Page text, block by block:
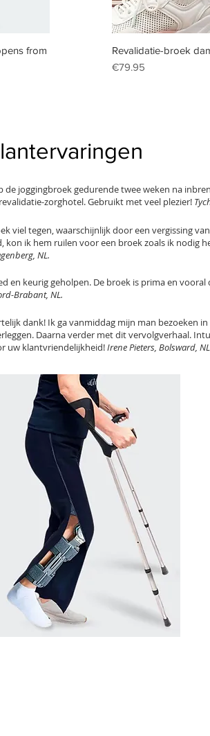
from
Revalidatie-broek
Price
€79.95
de joggingbroek gedurende twee weken na
zorghotel. Gebruikt met veel plezier!
viel tegen, waarschijnlijk door een vergissing
kon ik hem ruilen voor een broek zoals ik nodig
NL.
en keurig geholpen. De broek is prima en
Brabant, NL.
dank! Ik ga vanmiddag mijn man bezoeken
Daarna verder met dit vervolgverhaal.
uw klantvriendelijkheid!Irene Pieters, Bolsward,